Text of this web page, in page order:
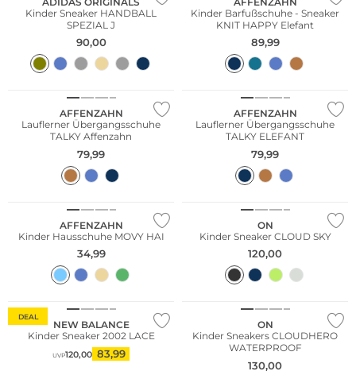
Kinder Sneaker HANDBALL
SPEZIAL J
90,00
Kinder Barfußschuhe - Sneaker
KNIT HAPPY Elefant
89,99
Nachhaltig
AFFENZAHN
Lauflerner Übergangsschuhe
TALKY Affenzahn
79,99
Nachhaltig
AFFENZAHN
Lauflerner Übergangsschuhe
TALKY ELEFANT
79,99
AFFENZAHN
Kinder Hausschuhe MOVY HAI
34,99
ON
Kinder Sneaker CLOUD SKY
120,00
DEAL
NEW BALANCE
Kinder Sneaker 2002 LACE
UVP120,00 83,99
ON
Kinder Sneakers CLOUDHERO
WATERPROOF
130,00